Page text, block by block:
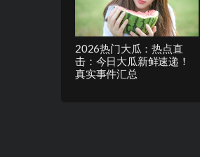
2026热门大瓜：热点直
击：今日大瓜新鲜速递！
真实事件汇总